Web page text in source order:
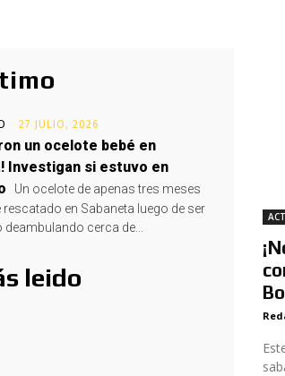
27 JULIO, 2026
un ocelote bebé en
Investigan si estuvo en
Un ocelote de apenas tres meses
rescatado en Sabaneta luego de ser
cerca de...
leido